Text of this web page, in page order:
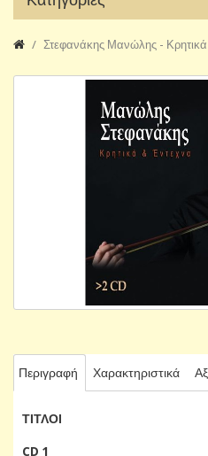
Στεφανάκης Μανώλης - Κρητικά
Περιγραφή Χαρακτηριστικά
ΤΙΤΛΟΙ
CD 1